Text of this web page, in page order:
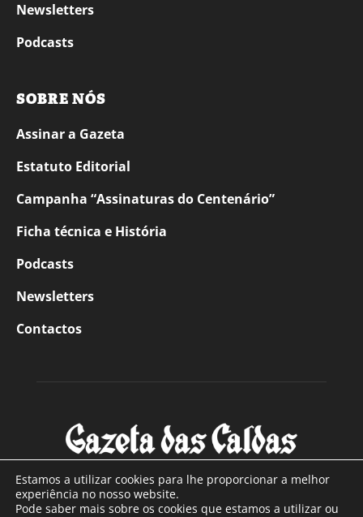
Newsletters
Podcasts
SOBRE NÓS
Assinar a Gazeta
Estatuto Editorial
Campanha “Assinaturas do Centenário”
Ficha técnica e História
Podcasts
Newsletters
Contactos
SOBRE NÓS
Estamos a utilizar cookies para lhe proporcionar a melhor
experiência no nosso website.
Pode saber mais sobre os cookies que estamos a utilizar ou